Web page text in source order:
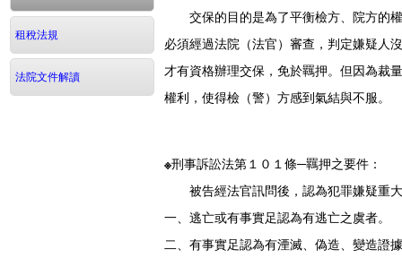
租稅法規
法院文件解讀
交保的目的是為了平衡檢方、院方的權
必須經過法院（法官）審查，判定嫌疑人
才有資格辦理交保，免於羈押。但因為裁
權利，使得檢（警）方感到氣結與不服。
※刑事訴訟法第１０１條─羈押之要件：
被告經法官訊問後，認為犯罪嫌疑重大
一、逃亡或有事實足認為有逃亡之虞者。
二、有事實足認為有湮滅、偽造、變造證